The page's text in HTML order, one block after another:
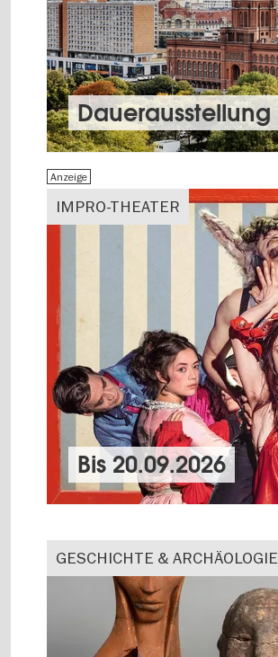
Dauer­aus­stel­lung
IMPRO-THEATER
Anzeige
Bis20.09.2026
GESCHICHTE & ARCHÄOLOGIE